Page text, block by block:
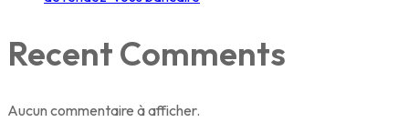
Recent Comments
Aucun commentaire à afficher.